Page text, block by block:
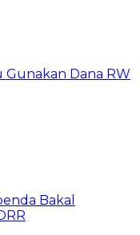
Gunakan Dana RW
Bakal